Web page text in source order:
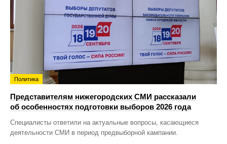
Политика
Представителям нижегородских СМИ рассказали
об особенностях подготовки выборов 2026 года
Специалисты ответили на актуальные вопросы, касающиеся
деятельности СМИ в период предвыборной кампании.